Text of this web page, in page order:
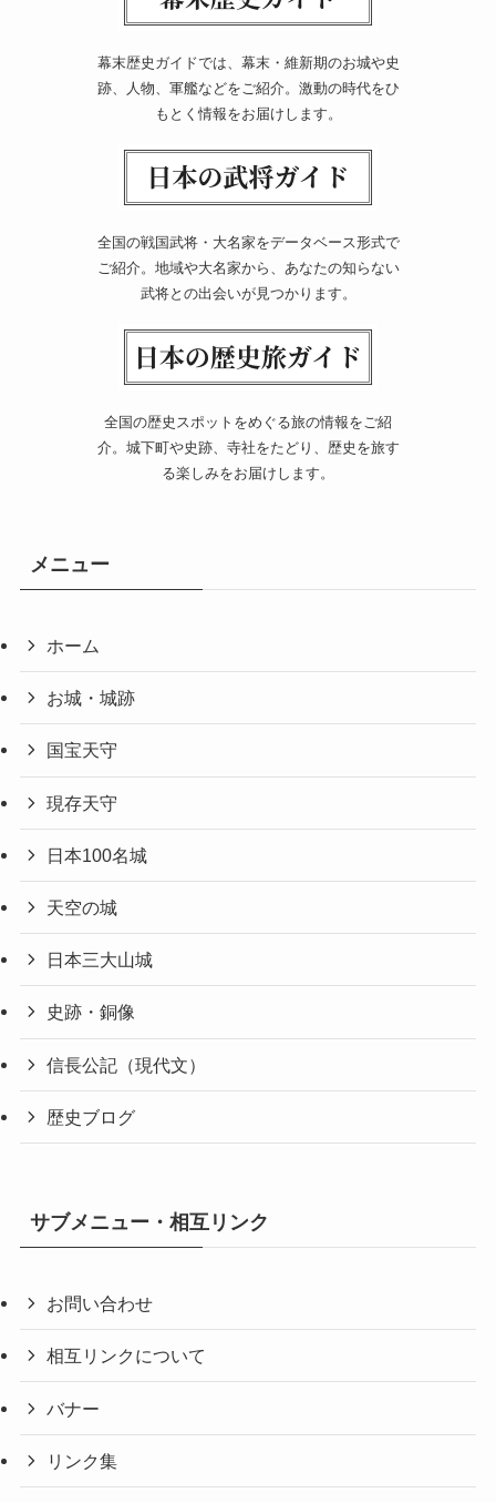
幕末歴史ガイドでは、幕末・維新期のお城や史
跡、人物、軍艦などをご紹介。激動の時代をひ
もとく情報をお届けします。
全国の戦国武将・大名家をデータベース形式で
ご紹介。地域や大名家から、あなたの知らない
武将との出会いが見つかります。
全国の歴史スポットをめぐる旅の情報をご紹
介。城下町や史跡、寺社をたどり、歴史を旅す
る楽しみをお届けします。
メニュー
ホーム
お城・城跡
国宝天守
現存天守
日本100名城
天空の城
日本三大山城
史跡・銅像
信長公記（現代文）
歴史ブログ
サブメニュー・相互リンク
お問い合わせ
相互リンクについて
バナー
リンク集